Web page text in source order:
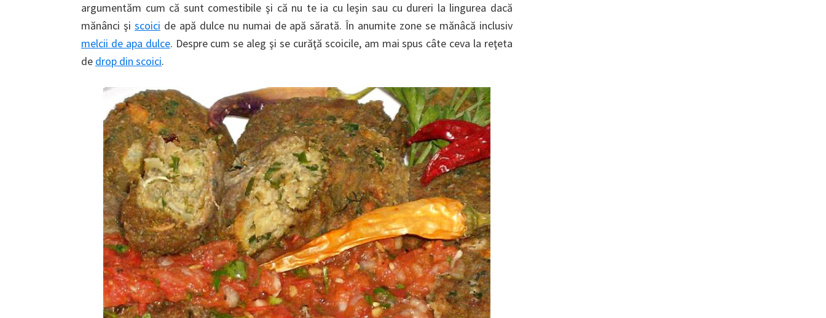
argumentăm cum că sunt comestibile şi că nu te ia cu leşin sau cu dureri la lingurea dacă
mănânci şi scoici de apă dulce nu numai de apă sărată. În anumite zone se mănâcă inclusiv
melcii de apa dulce. Despre cum se aleg şi se curăţă scoicile, am mai spus câte ceva la reţeta
de drop din scoici.